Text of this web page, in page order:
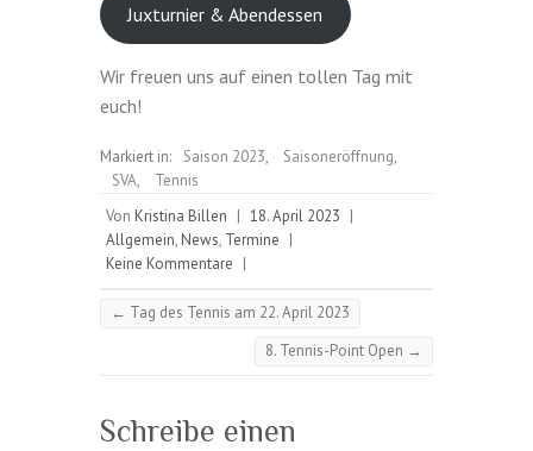
Juxturnier & Abendessen
Wir freuen uns auf einen tollen Tag mit
euch!
Markiert in: Saison 2023, Saisoneröffnung,
SVA,
Tennis
Von Kristina Billen | 18. April 2023 |
Allgemein, News, Termine |
Keine Kommentare |
← Tag des Tennis am 22. April 2023
8. Tennis-Point Open →
Schreibe einen